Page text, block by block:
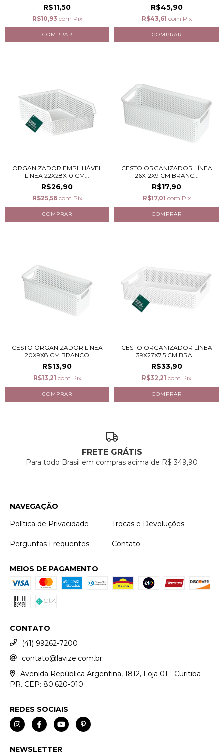
R$11,50
R$10,93 com Pix
R$45,90
R$43,61 com Pix
ORGANIZADOR EMPILHÁVEL
LÍNEA 22X28X10 CM...
R$26,90
R$25,56 com Pix
CESTO ORGANIZADOR LÍNEA
26X12X9 CM BRANC...
R$17,90
R$17,01 com Pix
CESTO ORGANIZADOR LÍNEA
20X9X8 CM BRANCO
R$13,90
R$13,21 com Pix
CESTO ORGANIZADOR LÍNEA
39X27X7,5 CM BRA...
R$33,90
R$32,21 com Pix
FRETE GRÁTIS
Para todo Brasil em compras acima de R$ 349,90
NAVEGAÇÃO
Política de Privacidade
Trocas e Devoluções
Perguntas Frequentes Contato
MEIOS DE PAGAMENTO
CONTATO
(41) 99262-7200
contato@lavize.com.br
Avenida República Argentina, 1812, Loja 01 - Curitiba -
PR. CEP: 80.620-010
REDES SOCIAIS
NEWSLETTER